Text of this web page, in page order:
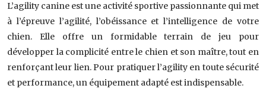
L’agility canine est une activité sportive passionnante qui met
à l’épreuve l’agilité, l’obéissance et l’intelligence de votre
chien. Elle offre un formidable terrain de jeu pour
développer la complicité entre le chien et son maître, tout en
renforçant leur lien. Pour pratiquer l’agility en toute sécurité
et performance, un équipement adapté est indispensable.